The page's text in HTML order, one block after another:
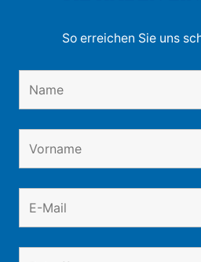
So erreichen Sie uns